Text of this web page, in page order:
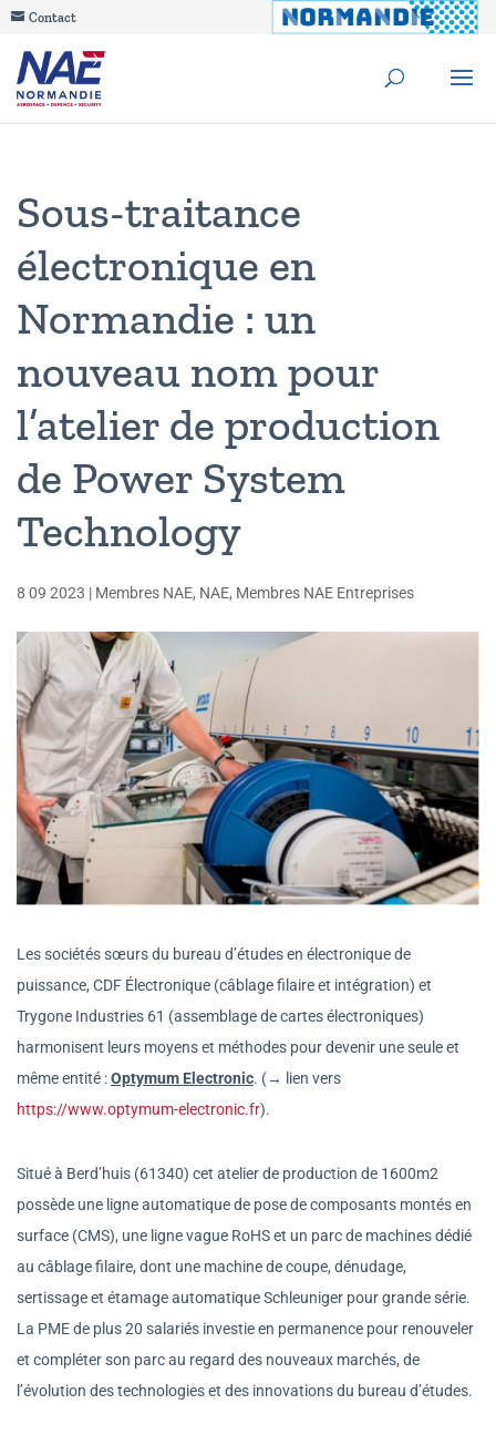
Contact
Sous-traitance
électronique en
Normandie : un
nouveau nom pour
l’atelier de production
de Power System
Technology
8 09 2023 | Membres NAE, NAE, Membres NAE Entreprises
Les sociétés sœurs du bureau d’études en électronique de
puissance, CDF Électronique (câblage filaire et intégration) et
Trygone Industries 61 (assemblage de cartes électroniques)
harmonisent leurs moyens et méthodes pour devenir une seule et
même entité :Optymum Electronic. (→ lien vers
https://www.optymum-electronic.fr).
Situé à Berd’huis (61340) cet atelier de production de 1600m2
possède une ligne automatique de pose de composants montés en
surface (CMS), une ligne vague RoHS et un parc de machines dédié
au câblage filaire, dont une machine de coupe, dénudage,
sertissage et étamage automatique Schleuniger pour grande série.
La PME de plus 20 salariés investie en permanence pour renouveler
et compléter son parc au regard des nouveaux marchés, de
l’évolution des technologies et des innovations du bureau d’études.